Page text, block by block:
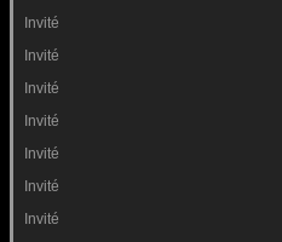
Invité
Invité
Invité
Invité
Invité
Invité
Invité